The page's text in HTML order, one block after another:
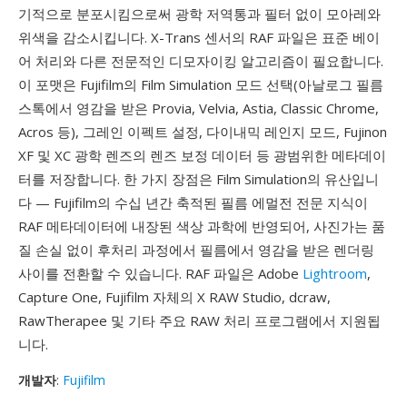
기적으로 분포시킴으로써 광학 저역통과 필터 없이 모아레와
위색을 감소시킵니다. X-Trans 센서의 RAF 파일은 표준 베이
어 처리와 다른 전문적인 디모자이킹 알고리즘이 필요합니다.
이 포맷은 Fujifilm의 Film Simulation 모드 선택(아날로그 필름
스톡에서 영감을 받은 Provia, Velvia, Astia, Classic Chrome,
Acros 등), 그레인 이펙트 설정, 다이내믹 레인지 모드, Fujinon
XF 및 XC 광학 렌즈의 렌즈 보정 데이터 등 광범위한 메타데이
터를 저장합니다. 한 가지 장점은 Film Simulation의 유산입니
다 — Fujifilm의 수십 년간 축적된 필름 에멀전 전문 지식이
RAF 메타데이터에 내장된 색상 과학에 반영되어, 사진가는 품
질 손실 없이 후처리 과정에서 필름에서 영감을 받은 렌더링
사이를 전환할 수 있습니다. RAF 파일은 Adobe Lightroom,
Capture One, Fujifilm 자체의 X RAW Studio, dcraw,
RawTherapee 및 기타 주요 RAW 처리 프로그램에서 지원됩
니다.
개발자: Fujifilm